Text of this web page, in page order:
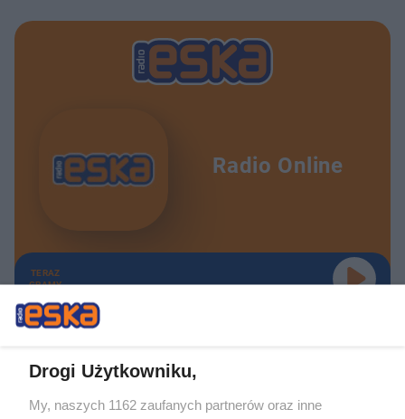
Radio Online
TERAZ
GRAMY
Żaden utwór zamieszczony w serwisie nie może być powielany i
Drogi Użytkowniku,
My, naszych 1162 zaufanych partnerów oraz inne